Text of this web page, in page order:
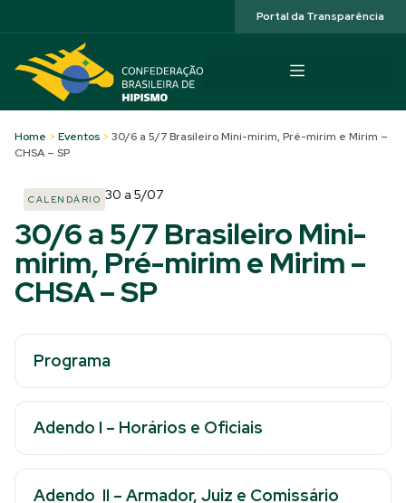
Portal da Transparência
Home > Eventos > 30/6 a 5/7 Brasileiro Mini-mirim, Pré-mirim e Mirim –
CHSA – SP
CALENDÁRIO 30 a 5/07
30/6 a 5/7 Brasileiro Mini-
mirim, Pré-mirim e Mirim –
CHSA – SP
Programa
Adendo I – Horários e Oficiais
Adendo II – Armador, Juiz e Comissário